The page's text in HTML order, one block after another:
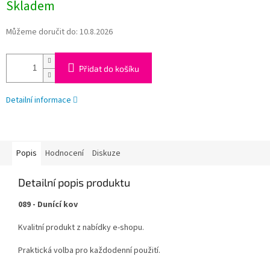
cena:
Skladem
Můžeme doručit do: 10.8.2026
Přidat do košíku
Detailní informace
Popis Hodnocení Diskuze
Detailní popis produktu
089 - Dunící kov
Kvalitní produkt z nabídky e-shopu.
Praktická volba pro každodenní použití.